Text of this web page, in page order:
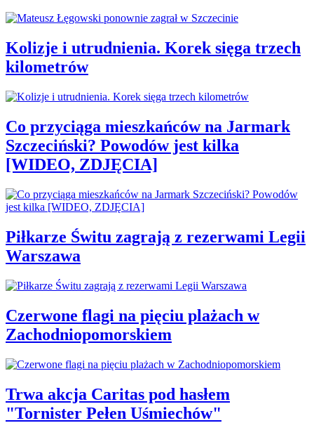
Kolizje i utrudnienia. Korek sięga trzech
kilometrów
Co przyciąga mieszkańców na Jarmark
Szczeciński? Powodów jest kilka
[WIDEO, ZDJĘCIA]
Piłkarze Świtu zagrają z rezerwami Legii
Warszawa
Czerwone flagi na pięciu plażach w
Zachodniopomorskiem
Trwa akcja Caritas pod hasłem
"Tornister Pełen Uśmiechów"